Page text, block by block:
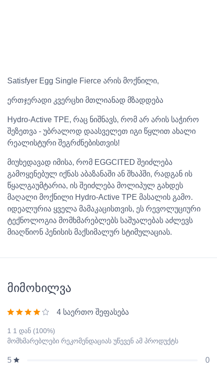
Satisfyer Egg Single Fierce არის მოქნილი,
ერთჯერადი კვერცხი მთლიანად მზადდება
Hydro-Active TPE, რაც ნიშნავს, რომ არ არის საჭირო
შეზეთვა - უბრალოდ დაასველეთ იგი წყლით ახალი
რეალისტური შეგრძნებისთვის!
მიუხედავად იმისა, რომ EGGCITED შეიძლება
გამოყენებულ იქნას აბაზანაში ან შხაპში, რადგან ის
წყალგაუმტარია, ის შეიძლება მოლიპულ გახდეს
მაღალი მოქნილი Hydro-Active TPE მასალის გამო.
იდეალურია ყველა მამაკაცისთვის, ეს რევოლუციური
ტექნოლოგია მომხმარებლებს საშუალებას აძლევს
მიაღწიონ პენისის მაქსიმალურ სტიმულაციას.
მიმოხილვა
4 საერთო შეფასება
1 1 დან (100%)
მომხმარებლები რეკომენდაციას უწევენ ამ პროდუქტს
5
0